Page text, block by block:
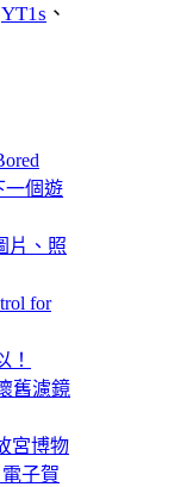
YT1s 、
一個遊
片、照
for
！
舊濾鏡
宮博物
子賀